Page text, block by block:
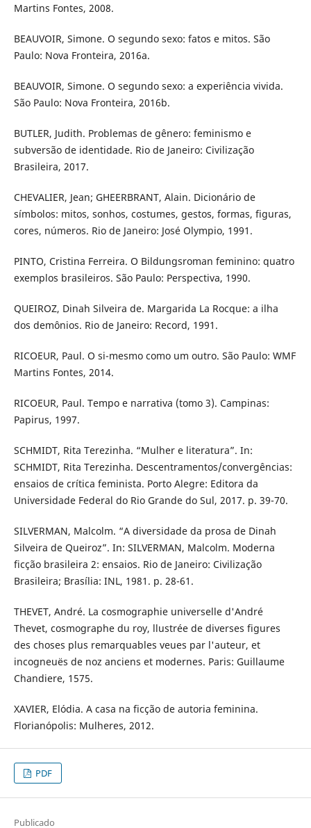
Martins Fontes, 2008.
BEAUVOIR, Simone. O segundo sexo: fatos e mitos. São
Paulo: Nova Fronteira, 2016a.
BEAUVOIR, Simone. O segundo sexo: a experiência vivida.
São Paulo: Nova Fronteira, 2016b.
BUTLER, Judith. Problemas de gênero: feminismo e
subversão de identidade. Rio de Janeiro: Civilização
Brasileira, 2017.
CHEVALIER, Jean; GHEERBRANT, Alain. Dicionário de
símbolos: mitos, sonhos, costumes, gestos, formas, figuras,
cores, números. Rio de Janeiro: José Olympio, 1991.
PINTO, Cristina Ferreira. O Bildungsroman feminino: quatro
exemplos brasileiros. São Paulo: Perspectiva, 1990.
QUEIROZ, Dinah Silveira de. Margarida La Rocque: a ilha
dos demônios. Rio de Janeiro: Record, 1991.
RICOEUR, Paul. O si-mesmo como um outro. São Paulo: WMF
Martins Fontes, 2014.
RICOEUR, Paul. Tempo e narrativa (tomo 3). Campinas:
Papirus, 1997.
SCHMIDT, Rita Terezinha. “Mulher e literatura”. In:
SCHMIDT, Rita Terezinha. Descentramentos/convergências:
ensaios de crítica feminista. Porto Alegre: Editora da
Universidade Federal do Rio Grande do Sul, 2017. p. 39-70.
SILVERMAN, Malcolm. “A diversidade da prosa de Dinah
Silveira de Queiroz”. In: SILVERMAN, Malcolm. Moderna
ficção brasileira 2: ensaios. Rio de Janeiro: Civilização
Brasileira; Brasília: INL, 1981. p. 28-61.
THEVET, André. La cosmographie universelle d'André
Thevet, cosmographe du roy, llustrée de diverses figures
des choses plus remarquables veues par l'auteur, et
incogneuës de noz anciens et modernes. Paris: Guillaume
Chandiere, 1575.
XAVIER, Elódia. A casa na ficção de autoria feminina.
Florianópolis: Mulheres, 2012.
PDF
Publicado